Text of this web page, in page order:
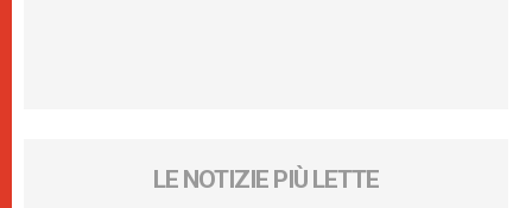
LE NOTIZIE PIÙ LETTE